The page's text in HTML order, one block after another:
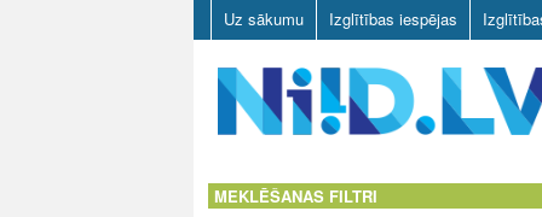
Uz sākumu Izglītības iespējas
MEKLĒŠANAS FILTRI